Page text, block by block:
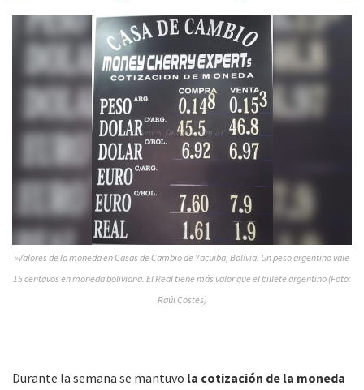
»Valores de la moneda en Casas de Cambio de Yacuiba, Bolivia. Un peso argentino vale
15 centavos en moneda boliviana. El Real tiene más valor que el billete argentino (Foto:
Raúl Costes)
Durante la semana se mantuvo la cotización de la moneda